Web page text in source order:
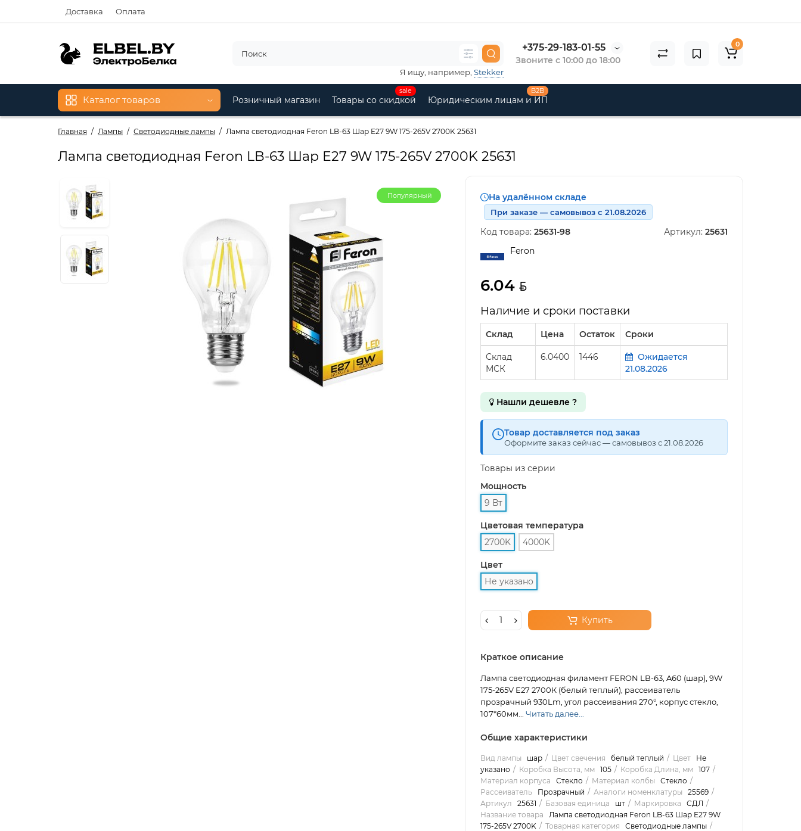
Доставка Оплата
+375-29-183-01-55
Звоните с 10:00 до 18:00
Я ищу, например, Stekker
0
Каталог товаров Розничный магазин
sale
Товары со скидкой
B2B
Юридическим лицам и ИП
Главная Лампы Светодиодные лампы Лампа светодиодная Feron LB-63 Шар E27 9W 175-265V 2700K 25631
Лампа светодиодная Feron LB-63 Шар E27 9W 175-265V 2700K 25631
Популярный На удалённом складе
При заказе — самовывоз с 21.08.2026
Код товара: 25631-98 Артикул: 25631
Feron
6.04
Наличие и сроки поставки
Склад Цена Остаток Сроки
Склад
МСК
6.0400 1446
Ожидается
21.08.2026
Нашли дешевле ?
Товар доставляется под заказ
Оформите заказ сейчас — самовывоз с 21.08.2026
Товары из серии
Мощность
9 Вт
Цветовая температура
2700K
4000K
Цвет
Не указано
Купить
Краткое описание
Лампа светодиодная филамент FERON LB-63, A60 (шар), 9W
175-265V E27 2700К (белый теплый), рассеиватель
прозрачный 930Lm, угол рассеивания 270°, корпус стекло,
107*60мм... Читать далее...
Общие характеристики
Вид лампы шар Цвет свечения белый теплый Цвет
Не
указано
Коробка Высота, мм 105 Коробка Длина, мм
107
Материал корпуса
Стекло Материал колбы
Стекло
Рассеиватель
Прозрачный Аналоги номенклатуры
25569
Артикул
25631 Базовая единица шт Маркировка
СДЛ
Название товара
Лампа светодиодная Feron LB-63 Шар E27 9W
175-265V 2700K
Товарная категория
Светодиодные лампы